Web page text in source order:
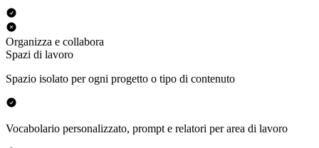
Organizza e collabora
Spazi di lavoro
Spazio isolato per ogni progetto o tipo di contenuto
Vocabolario personalizzato, prompt e relatori per area di lavoro